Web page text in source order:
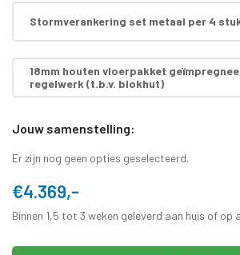
Stormverankering set metaal per 4
18mm houten vloerpakket
regelwerk (t.b.v. blokhut)
Jouw samenstelling:
Er zijn nog geen opties geselecteerd.
€4.369,-
Binnen 1,5 tot 3 weken geleverd aan huis of op